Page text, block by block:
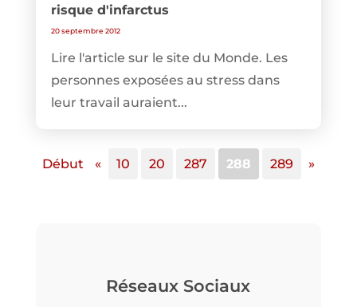
risque d'infarctus
20 septembre 2012
Lire l'article sur le site du Monde. Les
personnes exposées au stress dans
leur travail auraient...
Début « 10 20 287 288 289 »
Réseaux Sociaux